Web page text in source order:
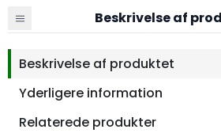
Beskrivelse af
Beskrivelse af produktet
Yderligere information
Relaterede produkter